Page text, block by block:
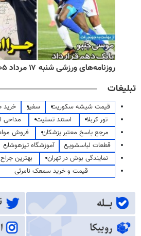
روزنامه‌های ورزشی شنبه ۱۷ مرداد ۱۴۰۵
تبلیغات
قیمت شیشه سکوریت سفیر
تور کربلا
استند تسلیت مداحی
مرجع پاسخ معتبر پزشکان
فروش
قطعات لباسشویی
آموزشگاه تیزهوشان
نمایندگی بوش در تهران
بهترین
قیمت و خرید سمعک نامرئی